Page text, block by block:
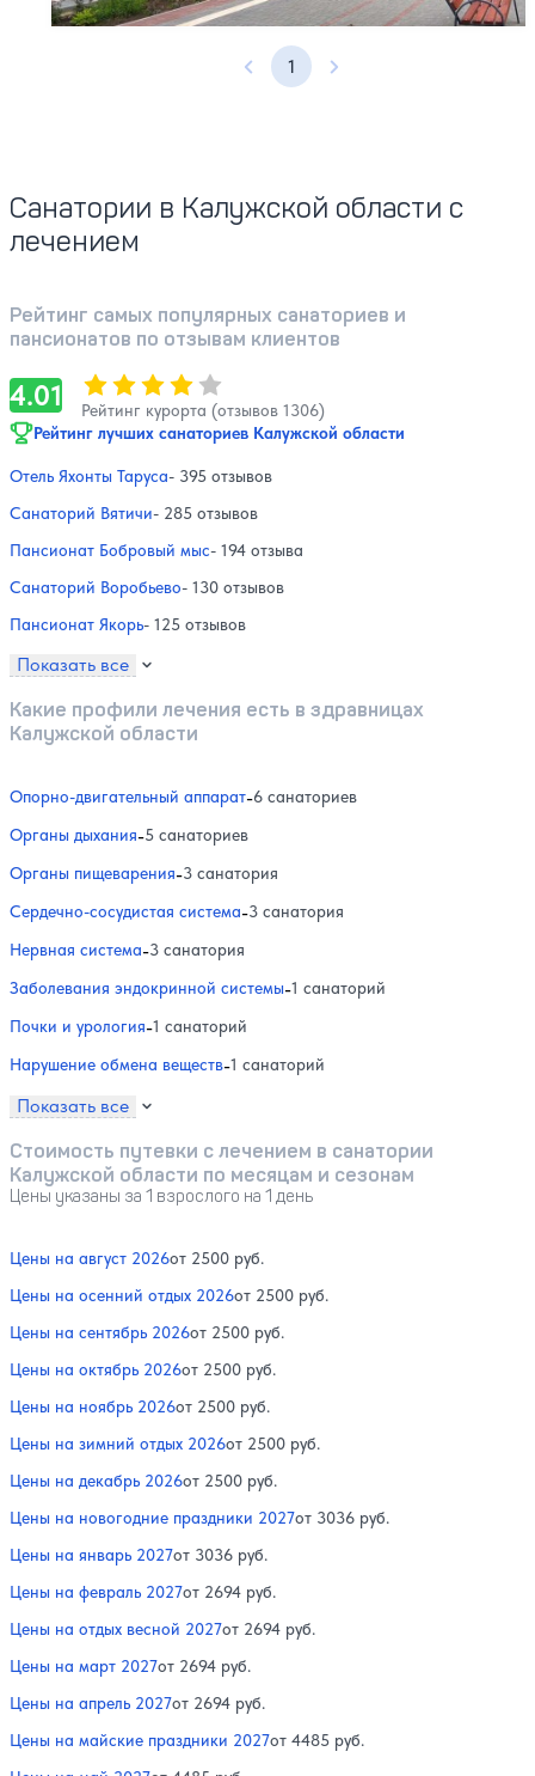
Предыдущая страница
1 Следующая страница
Санатории в Калужской области с
лечением
Рейтинг самых популярных санаториев и
пансионатов по отзывам клиентов
4.01 Оценка, количество звезд:
Рейтинг курорта (отзывов 1306)
Рейтинг лучших санаториев Калужской области
Отель Яхонты Таруса- 395 отзывов
Санаторий Вятичи- 285 отзывов
Пансионат Бобровый мыс- 194 отзыва
Санаторий Воробьево- 130 отзывов
Пансионат Якорь- 125 отзывов
Показать все
Какие профили лечения есть в здравницах
Калужской области
Опорно-двигательный аппарат-6 санаториев
Органы дыхания-5 санаториев
Органы пищеварения-3 санатория
Сердечно-сосудистая система-3 санатория
Нервная система-3 санатория
Заболевания эндокринной системы-1 санаторий
Почки и урология-1 санаторий
Нарушение обмена веществ-1 санаторий
Показать все
Стоимость путевки с лечением в санатории
Калужской области по месяцам и сезонам
Цены указаны за 1 взрослого на 1 день
Цены на август 2026от 2500 руб.
Цены на осенний отдых 2026от 2500 руб.
Цены на сентябрь 2026от 2500 руб.
Цены на октябрь 2026от 2500 руб.
Цены на ноябрь 2026от 2500 руб.
Цены на зимний отдых 2026от 2500 руб.
Цены на декабрь 2026от 2500 руб.
Цены на новогодние праздники 2027от 3036 руб.
Цены на январь 2027от 3036 руб.
Цены на февраль 2027от 2694 руб.
Цены на отдых весной 2027от 2694 руб.
Цены на март 2027от 2694 руб.
Цены на апрель 2027от 2694 руб.
Цены на майские праздники 2027от 4485 руб.